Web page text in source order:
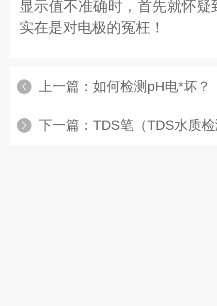
显示值不准确时，首先就怀
实在是对电极的冤枉！
上一篇： 如何检测pH电*坏？
下一篇： TDS笔（TDS水质